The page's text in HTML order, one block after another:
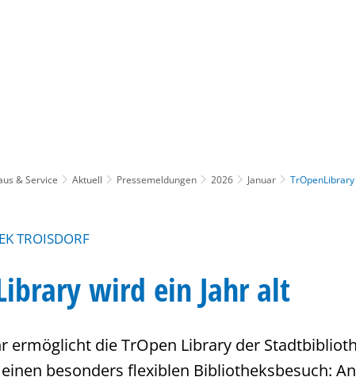
& Service Aktuell Pressemeldungen 2026 Januar
TROISDORF
wird ein Jahr alt
ermöglicht die TrOpen Library der
besonders flexiblen Bibliotheksbesuch: